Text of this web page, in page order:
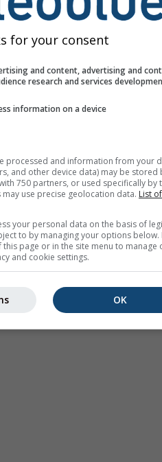
for your consent
and content, advertising and
research and services
information on a device
processed and information from your
and other device data) may be stored
750 partners, or used specifically by
use precise geolocation data. List of
your personal data on the basis of
to by managing your options below.
page or in the site menu to manage
and cookie settings.
OK